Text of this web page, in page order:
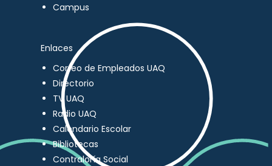
Campus
Enlaces
Correo de Empleados UAQ
Directorio
TV UAQ
Radio UAQ
Calendario Escolar
Bibliotecas
Contraloría Social